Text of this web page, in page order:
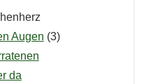
Augen (3)
da